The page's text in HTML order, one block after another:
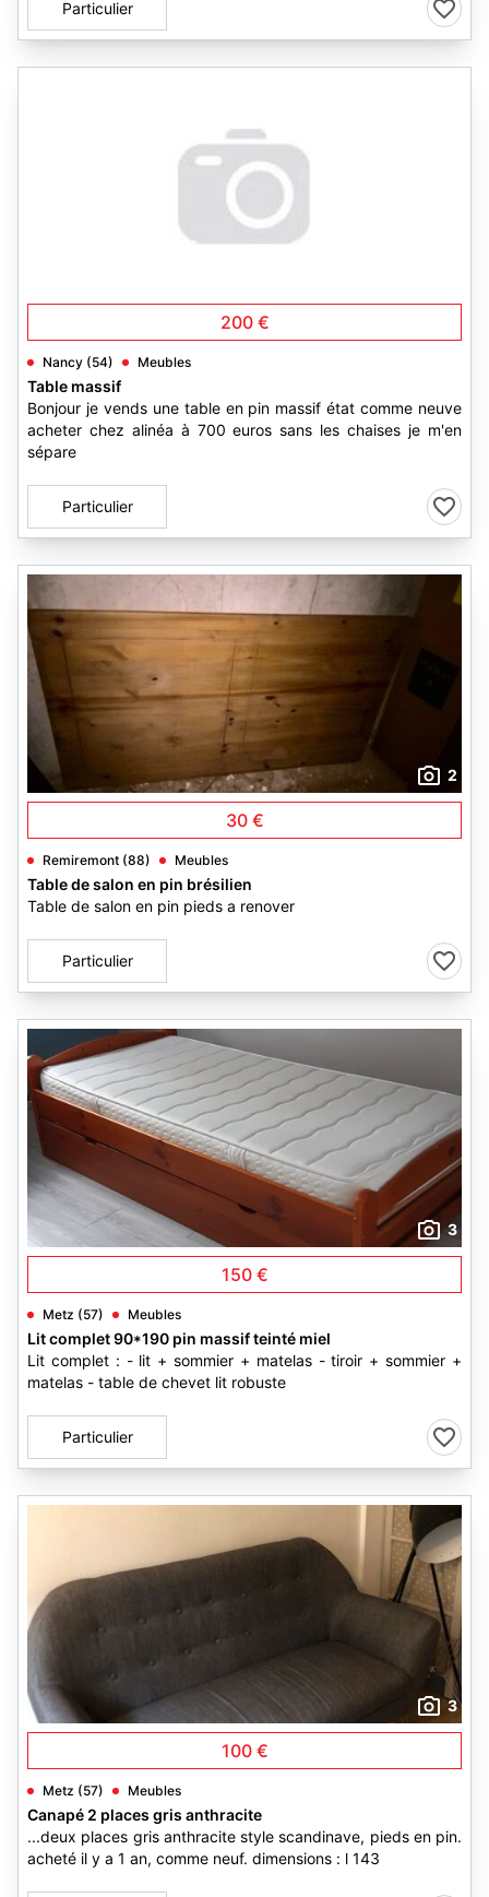
Particulier
200 €
Nancy (54) Meubles
Table massif
Bonjour je vends une table en pin massif état comme neuve
acheter chez alinéa à 700 euros sans les chaises je m'en
sépare
Particulier
2
30 €
Remiremont (88) Meubles
Table de salon en pin brésilien
Table de salon en pin pieds a renover
Particulier
3
150 €
Metz (57) Meubles
Lit complet 90*190 pin massif teinté miel
Lit complet : - lit + sommier + matelas - tiroir + sommier +
matelas - table de chevet lit robuste
Particulier
3
100 €
Metz (57) Meubles
Canapé 2 places gris anthracite
...deux places gris anthracite style scandinave, pieds en pin.
acheté il y a 1 an, comme neuf. dimensions : l 143